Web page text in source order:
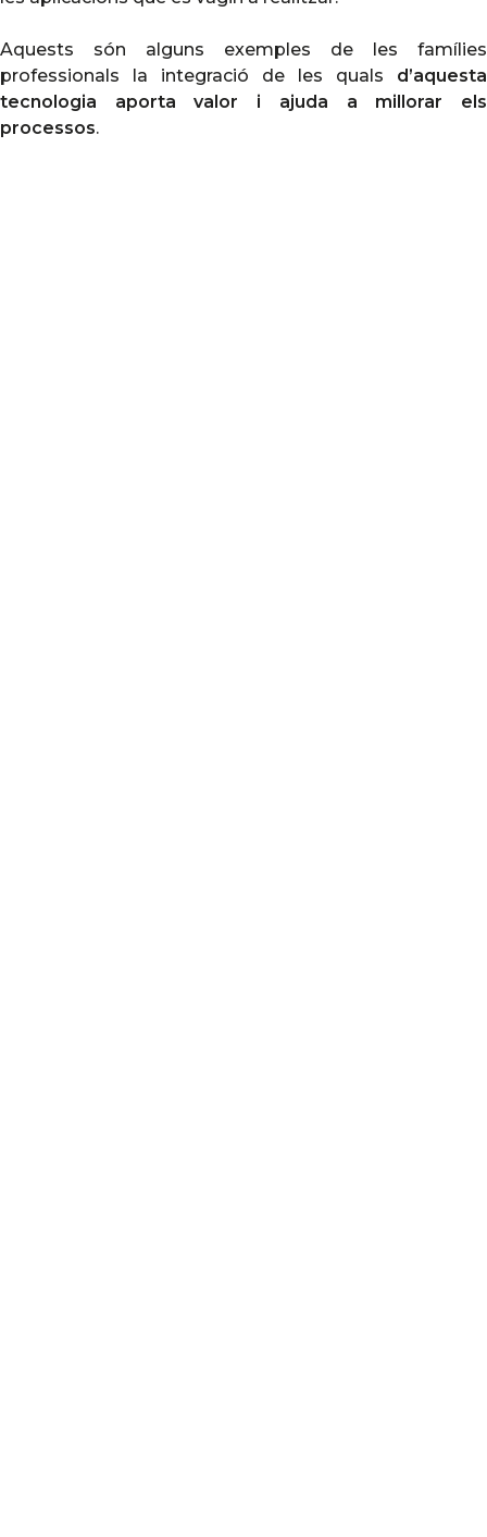
Aquests són alguns exemples de les famílies
professionals la integració de les quals d’aquesta
tecnologia aporta valor i ajuda a millorar els
processos.